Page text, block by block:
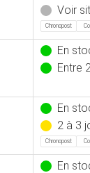
Voir
Chronopost
En
Entre
En
2 à 3
Chronopost
En